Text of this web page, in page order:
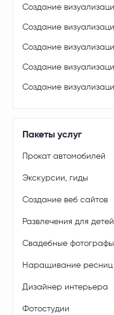
Создание
Создание
Создание
Создание
Создание
Пакеты услуг
Прокат автомобилей
Экскурсии, гиды
Создание веб сайтов
Развлечения для детей
Свадебные фотографы
Наращивание ресниц
Дизайнер интерьера
Фотостудии